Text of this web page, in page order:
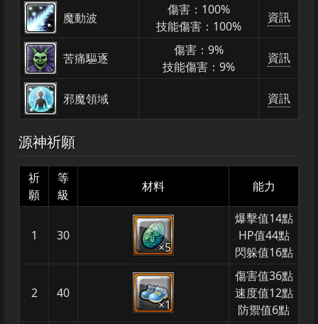
魔動波
傷害：100%
技能傷害：100%
資訊
苦痛驅逐
傷害：9%
技能傷害：9%
資訊
邪魔領域 資訊
源神祈願
祈
願
等
級
材料 能力
1 30
×5
爆擊值14點
HP值44點
閃躲值16點
2 40
×1
傷害值36點
速度值12點
防禦值6點